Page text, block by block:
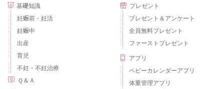
基礎知識
妊娠前・妊活
妊娠中
出産
育児
不妊・不妊治療
Ｑ＆Ａ
プレゼント
プレゼント＆アンケート
全員無料プレゼント
ファーストプレゼント
アプリ
ベビーカレンダーアプリ
体重管理アプリ